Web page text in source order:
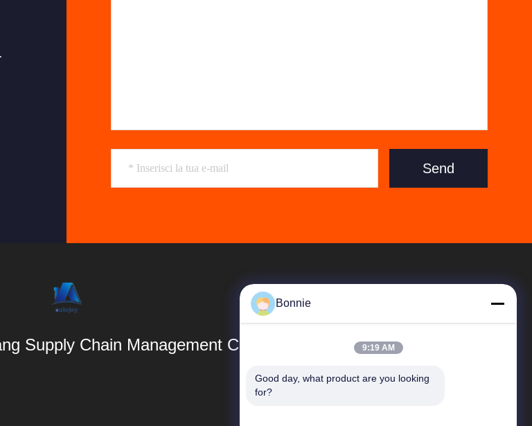
Send
Supply Chain Management Co., Ltd.
Link Veloci
Bonnie
9:19 AM
Good day, what product are you looking
for?